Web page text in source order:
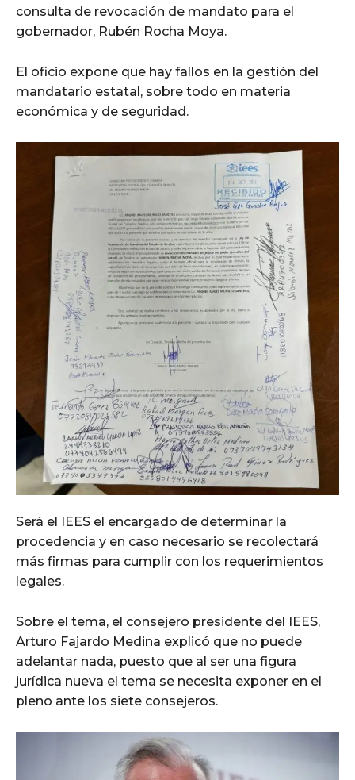
consulta de revocación de mandato para el
gobernador, Rubén Rocha Moya.
El oficio expone que hay fallos en la gestión del
mandatario estatal, sobre todo en materia
económica y de seguridad.
Será el IEES el encargado de determinar la
procedencia y en caso necesario se recolectará
más firmas para cumplir con los requerimientos
legales.
Sobre el tema, el consejero presidente del IEES,
Arturo Fajardo Medina explicó que no puede
adelantar nada, puesto que al ser una figura
jurídica nueva el tema se necesita exponer en el
pleno ante los siete consejeros.